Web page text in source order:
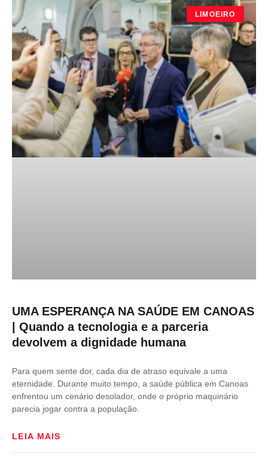
LIMOEIRO
UMA ESPERANÇA NA SAÚDE EM CANOAS
| Quando a tecnologia e a parceria
devolvem a dignidade humana
Para quem sente dor, cada dia de atraso equivale a uma
eternidade. Durante muito tempo, a saúde pública em Canoas
enfrentou um cenário desolador, onde o próprio maquinário
parecia jogar contra a população.
LEIA MAIS